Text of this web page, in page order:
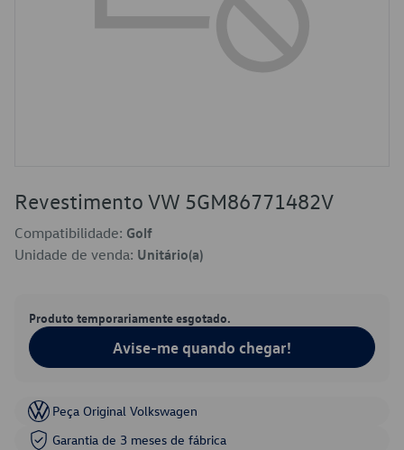
Revestimento VW 5GM86771482V
Compatibilidade: Golf
Unidade de venda: Unitário(a)
Produto temporariamente esgotado.
Avise-me quando chegar!
Peça Original Volkswagen
Garantia de 3 meses de fábrica